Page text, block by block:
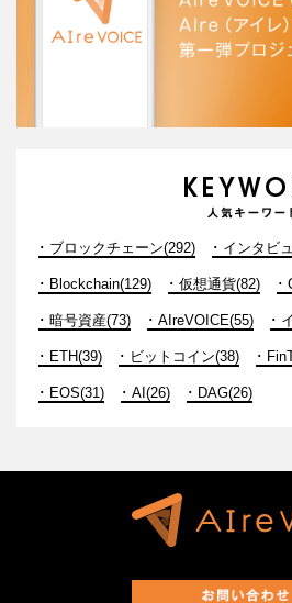
ブロックチェーン(292) インタビ
Blockchain(129) 仮想通貨(82)
暗号資産(73) AIreVOICE(55)
ETH(39) ビットコイン(38)
EOS(31) AI(26) DAG(26)